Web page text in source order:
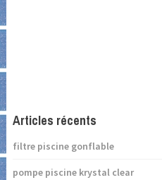
Articles récents
filtre piscine gonflable
pompe piscine krystal clear